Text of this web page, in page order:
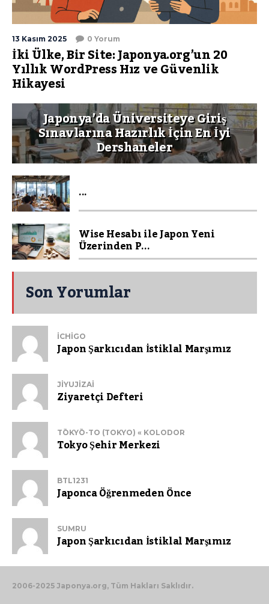
13 Kasım 2025 0 Yorum
İki Ülke, Bir Site: Japonya.org’un 20
Yıllık WordPress Hız ve Güvenlik
Hikayesi
Japonya’da Üniversiteye Giriş
Sınavlarına Hazırlık İçin En İyi
Dershaneler
...
Wise Hesabı ile Japon Yeni
Üzerinden P...
Son Yorumlar
ICHIGO
Japon Şarkıcıdan İstiklal Marşımız
JIYUJIZAI
Ziyaretçi Defteri
TŌKYŌ-TO (TOKYO) « KOLODOR
Tokyo Şehir Merkezi
BTL1231
Japonca Öğrenmeden Önce
SUMRU
Japon Şarkıcıdan İstiklal Marşımız
2006-2025 Japonya.org, Tüm Hakları Saklıdır.